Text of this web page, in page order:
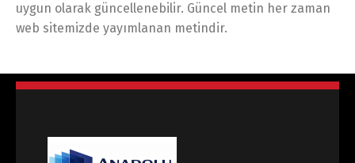
uygun olarak güncellenebilir. Güncel metin her zaman
web sitemizde yayımlanan metindir.